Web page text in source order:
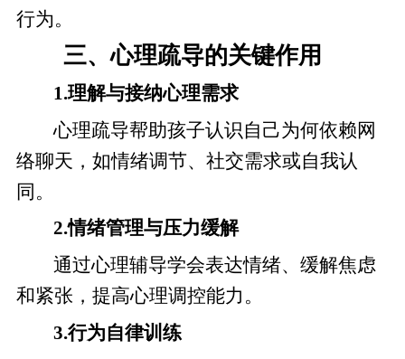
行为。
三、心理疏导的关键作用
1.理解与接纳心理需求
心理疏导帮助孩子认识自己为何依赖网
络聊天，如情绪调节、社交需求或自我认
同。
2.情绪管理与压力缓解
通过心理辅导学会表达情绪、缓解焦虑
和紧张，提高心理调控能力。
3.行为自律训练